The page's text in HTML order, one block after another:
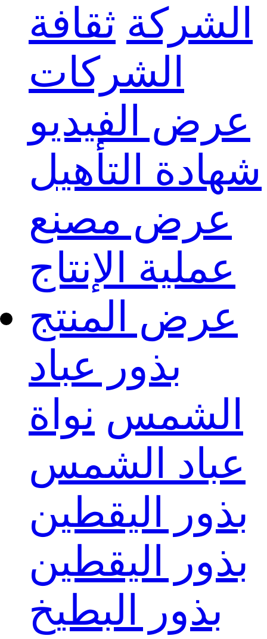
الشركة ثقافة
الشركات
عرض الفيديو
شهادة التأهيل
عرض مصنع
عملية الإنتاج
عرض المنتج
بذور عباد
الشمس نواة
عباد الشمس
بذور اليقطين
بذور اليقطين
بذور البطيخ